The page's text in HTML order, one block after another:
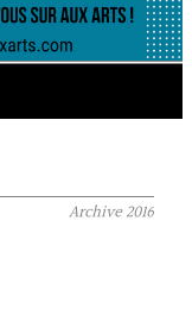
Archive2016